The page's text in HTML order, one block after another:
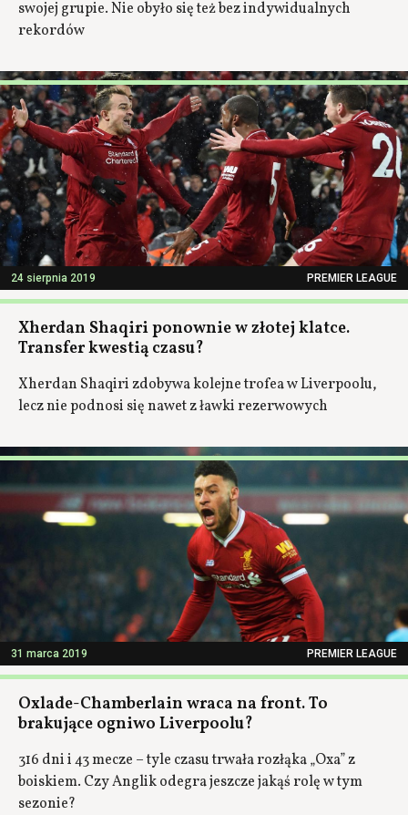
swojej grupie. Nie obyło się też bez indywidualnych
rekordów
24 sierpnia 2019 PREMIER LEAGUE
Xherdan Shaqiri ponownie w złotej klatce.
Transfer kwestią czasu?
Xherdan Shaqiri zdobywa kolejne trofea w Liverpoolu,
lecz nie podnosi się nawet z ławki rezerwowych
31 marca 2019 PREMIER LEAGUE
Oxlade-Chamberlain wraca na front. To
brakujące ogniwo Liverpoolu?
316 dni i 43 mecze – tyle czasu trwała rozłąka „Oxa” z
boiskiem. Czy Anglik odegra jeszcze jakąś rolę w tym
sezonie?